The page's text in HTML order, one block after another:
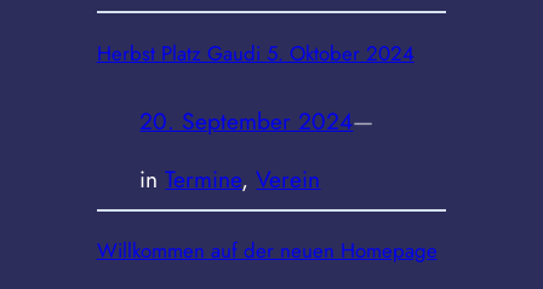
Herbst Platz Gaudi 5. Oktober 2024
20. September 2024—
inTermine, Verein
Willkommen auf der neuen Homepage